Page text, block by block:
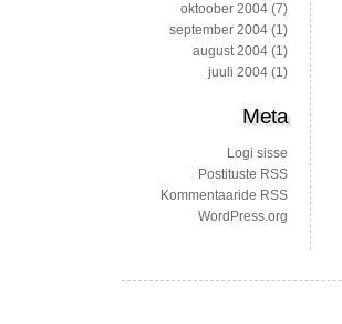
oktoober 2004 (7)
september 2004 (1)
august 2004 (1)
juuli 2004 (1)
Meta
Logi sisse
Postituste RSS
Kommentaaride RSS
WordPress.org